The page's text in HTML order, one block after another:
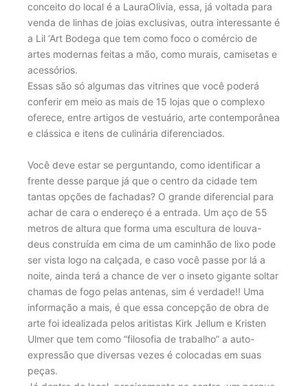
conceito do local é a LauraOlivia, essa, já voltada para
venda de linhas de joias exclusivas, outra interessante é
a Lil ‘Art Bodega que tem como foco o comércio de
artes modernas feitas a mão, como murais, camisetas e
acessórios.
Essas são só algumas das vitrines que você poderá
conferir em meio as mais de 15 lojas que o complexo
oferece, entre artigos de vestuário, arte contemporânea
e clássica e itens de culinária diferenciados.
Você deve estar se perguntando, como identificar a
frente desse parque já que o centro da cidade tem
tantas opções de fachadas? O grande diferencial para
achar de cara o endereço é a entrada. Um aço de 55
metros de altura que forma uma escultura de louva-
deus construída em cima de um caminhão de lixo pode
ser vista logo na calçada, e caso você passe por lá a
noite, ainda terá a chance de ver o inseto gigante soltar
chamas de fogo pelas antenas, sim é verdade!! Uma
informação a mais, é que essa concepção de obra de
arte foi idealizada pelos aritistas Kirk Jellum e Kristen
Ulmer que tem como “filosofia de trabalho” a auto-
expressão que diversas vezes é colocadas em suas
peças.